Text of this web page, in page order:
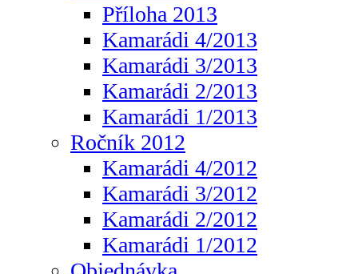
Příloha 2013
Kamarádi 4/2013
Kamarádi 3/2013
Kamarádi 2/2013
Kamarádi 1/2013
Ročník 2012
Kamarádi 4/2012
Kamarádi 3/2012
Kamarádi 2/2012
Kamarádi 1/2012